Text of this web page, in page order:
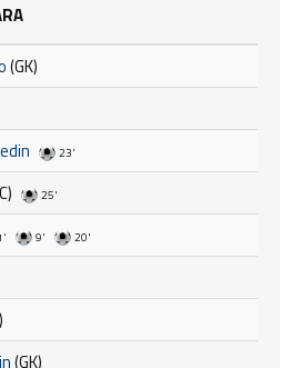
(GK)
23'
25'
9' 20'
(GK)